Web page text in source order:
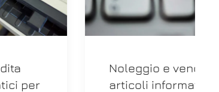
Noleggio e vendita
articoli informatici per